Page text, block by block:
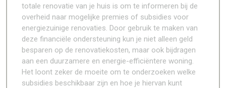
totale renovatie van je huis is om te informeren bij de
overheid naar mogelijke premies of subsidies voor
energiezuinige renovaties. Door gebruik te maken van
deze financiële ondersteuning kun je niet alleen geld
besparen op de renovatiekosten, maar ook bijdragen
aan een duurzamere en energie-efficiëntere woning.
Het loont zeker de moeite om te onderzoeken welke
subsidies beschikbaar zijn en hoe je hiervan kunt